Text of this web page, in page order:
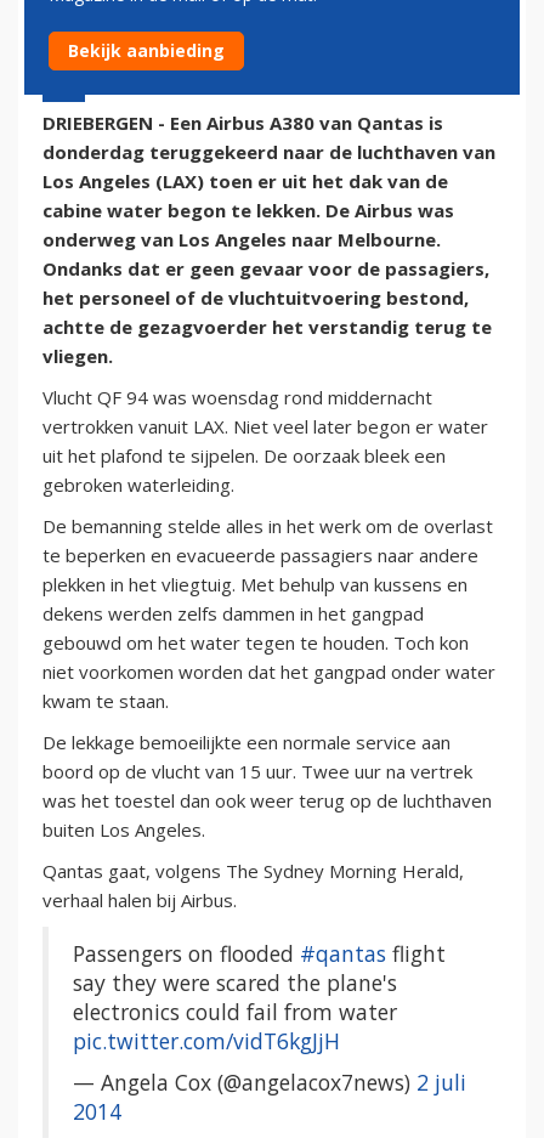
5 juli 2014 - 12:03 | Door:onze redactie
DRIEBERGEN - Een Airbus A380 van Qantas is
donderdag teruggekeerd naar de luchthaven van
Los Angeles (LAX) toen er uit het dak van de
cabine water begon te lekken. De Airbus was
onderweg van Los Angeles naar Melbourne.
Ondanks dat er geen gevaar voor de passagiers,
het personeel of de vluchtuitvoering bestond,
achtte de gezagvoerder het verstandig terug te
vliegen.
Vlucht QF 94 was woensdag rond middernacht
vertrokken vanuit LAX. Niet veel later begon er water
uit het plafond te sijpelen. De oorzaak bleek een
gebroken waterleiding.
De bemanning stelde alles in het werk om de overlast
te beperken en evacueerde passagiers naar andere
plekken in het vliegtuig. Met behulp van kussens en
dekens werden zelfs dammen in het gangpad
gebouwd om het water tegen te houden. Toch kon
niet voorkomen worden dat het gangpad onder water
kwam te staan.
De lekkage bemoeilijkte een normale service aan
boord op de vlucht van 15 uur. Twee uur na vertrek
was het toestel dan ook weer terug op de luchthaven
buiten Los Angeles.
Qantas gaat, volgens The Sydney Morning Herald,
verhaal halen bij Airbus.
Passengers on flooded #qantas flight
say they were scared the plane's
electronics could fail from water
pic.twitter.com/vidT6kgJjH
— Angela Cox (@angelacox7news) 2 juli
2014
Bekijk aanbieding